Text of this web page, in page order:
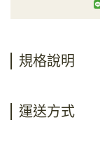
規格說明
運送方式